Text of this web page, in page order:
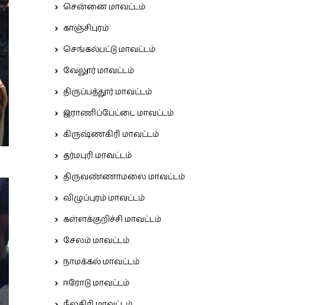
சென்னை மாவட்டம்
காஞ்சிபுரம்
செங்கல்பட்டு மாவட்டம்
வேலூர் மாவட்டம்
திருப்பத்தூர் மாவட்டம்
இராணிப்பேட்டை மாவட்டம்
கிருஷ்ணகிரி மாவட்டம்
தர்மபுரி மாவட்டம்
திருவண்ணாமலை மாவட்டம்
விழுப்புரம் மாவட்டம்
கள்ளக்குறிச்சி மாவட்டம்
சேலம் மாவட்டம்
நாமக்கல் மாவட்டம்
ஈரோடு மாவட்டம்